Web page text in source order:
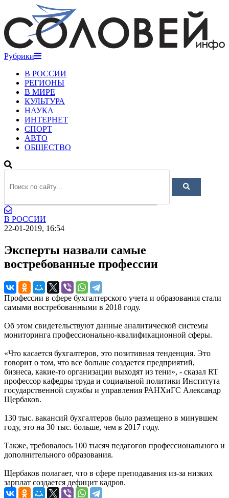
Рубрики
В РОССИИ
РЕГИОНЫ
В МИРЕ
КУЛЬТУРА
НАУКА
ИНТЕРНЕТ
СПОРТ
АВТО
ОБЩЕСТВО
В РОССИИ
22-01-2019, 16:54
Эксперты назвали самые
востребованные профессии
Профессии в сфере бухгалтерского учета и образования стали
самыми востребованными в 2018 году.
Об этом свидетельствуют данные аналитической системы
мониторинга профессионально-квалификационной сферы.
«Что касается бухгалтеров, это позитивная тенденция. Это
говорит о том, что все больше создается предприятий,
бизнеса, какие-то организации выходят из тени», - сказал RT
профессор кафедры труда и социальной политики Института
государственной службы и управления РАНХиГС Александр
Щербаков.
130 тыс. вакансий бухгалтеров было размещено в минувшем
году, это на 30 тыс. больше, чем в 2017 году.
Также, требовалось 100 тысяч педагогов профессионального и
дополнительного образования.
Щербаков полагает, что в сфере преподавания из-за низких
зарплат создается дефицит кадров.